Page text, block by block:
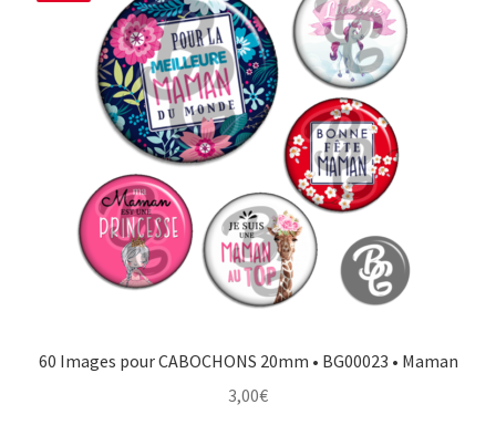
60 Images pour CABOCHONS 20mm • BG00023 • Maman
3,00€